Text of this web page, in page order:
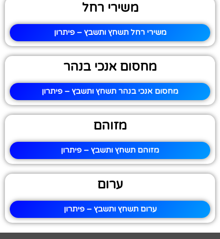
משירי רחל
משירי רחל תשחץ ותשבץ – פיתרון
מחסום אנכי בנהר
מחסום אנכי בנהר תשחץ ותשבץ – פיתרון
מזוהם
מזוהם תשחץ ותשבץ – פיתרון
ערום
ערום תשחץ ותשבץ – פיתרון